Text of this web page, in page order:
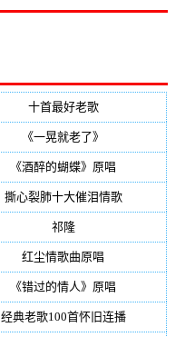
十首最好老歌(300)
《一晃就老了》
《酒醉的蝴蝶》原唱
撕心裂肺十大催泪情歌(195)
祁隆(188)
红尘情歌曲原唱
《错过的情人》原唱
经典老歌100首怀旧连播(134)